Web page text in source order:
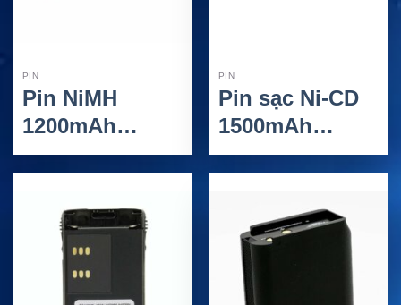
PIN
Pin NiMH
1200mAh
Model RPB-
HNN9628
Raytalk Cho
Thiết Bị
Motorola
LCS2000
PIN
Pin sạc Ni-CD
1500mAh
Model
NTN7143/
RayTalk Cho
Thiết Bị Bộ
Đàm Motorola
HT1000/MT2000/